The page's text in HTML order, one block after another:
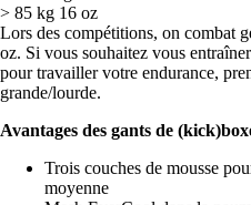
> 85 kg 16 oz
Lors des compétitions, on combat
oz. Si vous souhaitez vous
pour travailler votre endurance,
grande/lourde.
Avantages des gants de
Trois couches de mousse
moyenne